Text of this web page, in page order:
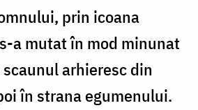
prin icoana
a mutat în mod minunat
arhieresc din
în strana egumenului.